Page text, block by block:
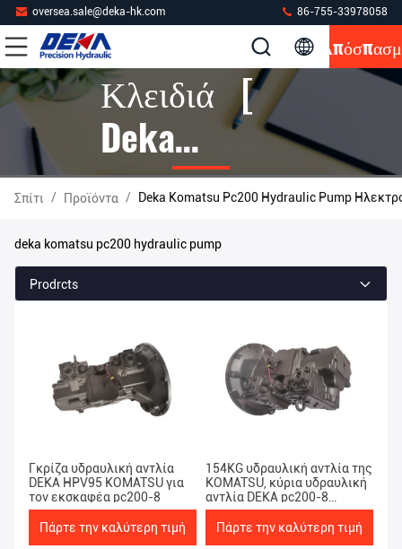
oversea.sale@deka-hk.com 86-755-33978058
Κλειδιά [
Deka
Komatsu
Pc200
Hydraulic
Pump ]
Αντιστοιχία
27 Προϊόντα
Σπίτι / Προϊόντα / Deka Komatsu Pc200 Hydraulic Pump
deka komatsu pc200 hydraulic pump
Prodrcts
Γκρίζα υδραυλική αντλία
DEKA HPV95 KOMATSU για
τον εκσκαφέα pc200-8
Πάρτε την καλύτερη τιμή
154KG υδραυλική αντλία της
KOMATSU, κύρια υδραυλική
αντλία DEKA pc200-8
KOMATSU
Πάρτε την καλύτερη τιμή